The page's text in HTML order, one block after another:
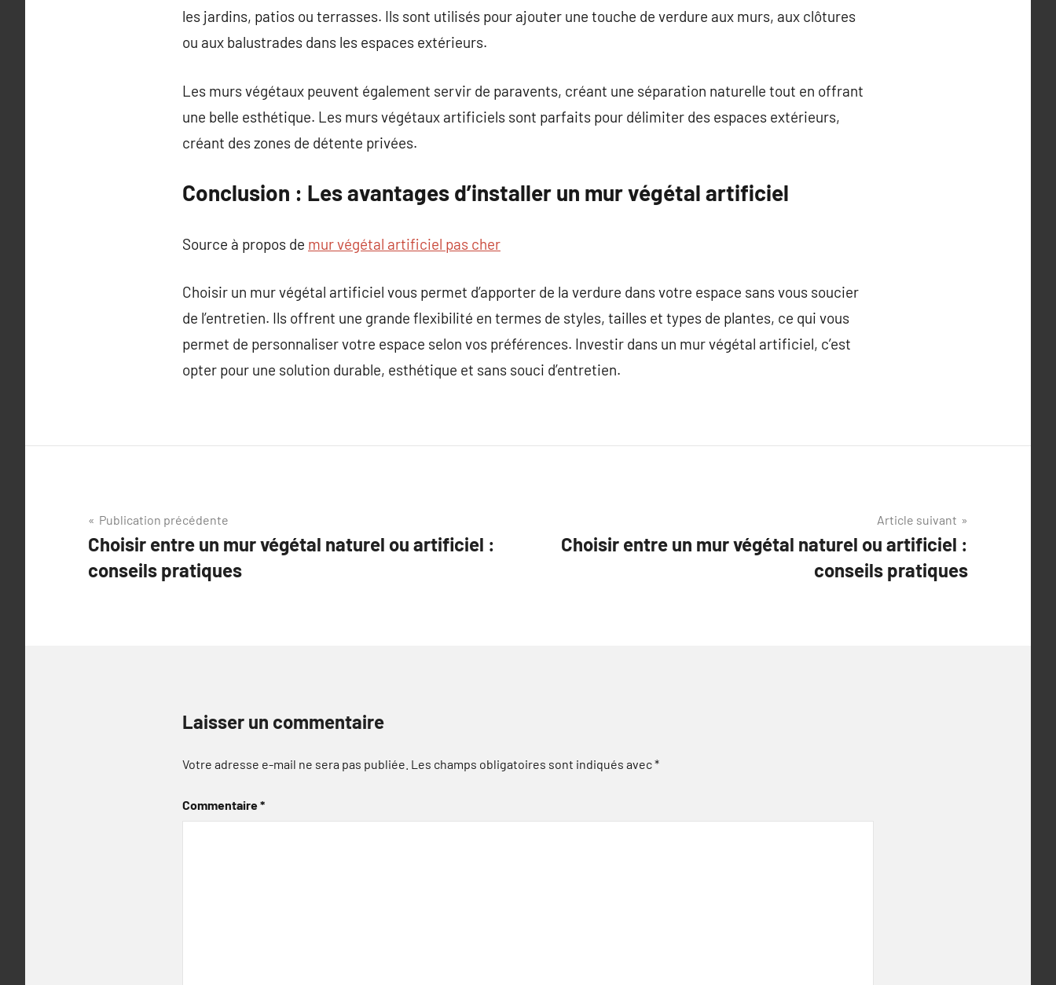
les jardins, patios ou terrasses. Ils sont utilisés pour ajouter une touche de verdure aux murs, aux clôtures
ou aux balustrades dans les espaces extérieurs.
Les murs végétaux peuvent également servir de paravents, créant une séparation naturelle tout en offrant
une belle esthétique. Les murs végétaux artificiels sont parfaits pour délimiter des espaces extérieurs,
créant des zones de détente privées.
Conclusion : Les avantages d’installer un mur végétal artificiel
Source à propos de mur végétal artificiel pas cher
Choisir un mur végétal artificiel vous permet d’apporter de la verdure dans votre espace sans vous soucier
de l’entretien. Ils offrent une grande flexibilité en termes de styles, tailles et types de plantes, ce qui vous
permet de personnaliser votre espace selon vos préférences. Investir dans un mur végétal artificiel, c’est
opter pour une solution durable, esthétique et sans souci d’entretien.
Navigation
de
l’article
Publication précédente
Choisir entre un mur végétal naturel ou artificiel :
conseils pratiques
Article suivant
Choisir entre un mur végétal naturel ou artificiel :
conseils pratiques
Laisser un commentaire
Votre adresse e-mail ne sera pas publiée. Les champs obligatoires sont indiqués avec*
Commentaire*